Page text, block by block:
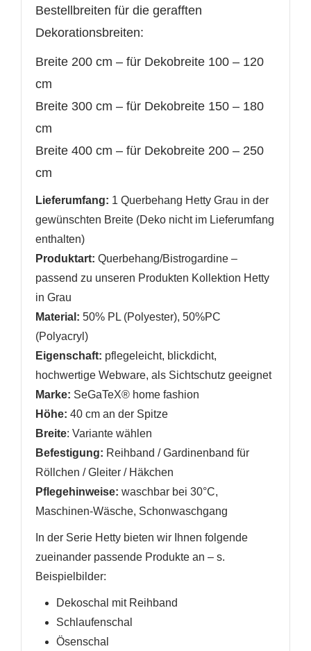
Bestellbreiten für die gerafften
Dekorationsbreiten:
Breite 200 cm – für Dekobreite 100 – 120
cm
Breite 300 cm – für Dekobreite 150 – 180
cm
Breite 400 cm – für Dekobreite 200 – 250
cm
Lieferumfang: 1 Querbehang Hetty Grau in der
gewünschten Breite (Deko nicht im Lieferumfang
enthalten)
Produktart: Querbehang/Bistrogardine –
passend zu unseren Produkten Kollektion Hetty
in Grau
Material: 50% PL (Polyester), 50%PC
(Polyacryl)
Eigenschaft: pflegeleicht, blickdicht,
hochwertige Webware, als Sichtschutz geeignet
Marke: SeGaTeX® home fashion
Höhe: 40 cm an der Spitze
Breite: Variante wählen
Befestigung: Reihband / Gardinenband für
Röllchen / Gleiter / Häkchen
Pflegehinweise: waschbar bei 30°C,
Maschinen-Wäsche, Schonwaschgang
In der Serie Hetty bieten wir Ihnen folgende
zueinander passende Produkte an – s.
Beispielbilder:
Dekoschal mit Reihband
Schlaufenschal
Ösenschal
AUF MEINE WUNSCHLISTE
add_circle_outline Neue Liste anlegen
WUNSCHLISTE ERSTELLEN
Name der Wunschliste
Wunschliste
ANMELDEN
Wunschliste hinzufügen zu können.
Anmelden